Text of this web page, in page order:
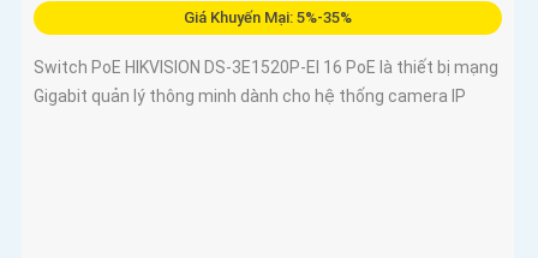
Giá Khuyến Mại: 5%-35%
Switch PoE HIKVISION DS-3E1520P-EI 16 PoE là thiết bị mạng
Gigabit quản lý thông minh dành cho hệ thống camera IP